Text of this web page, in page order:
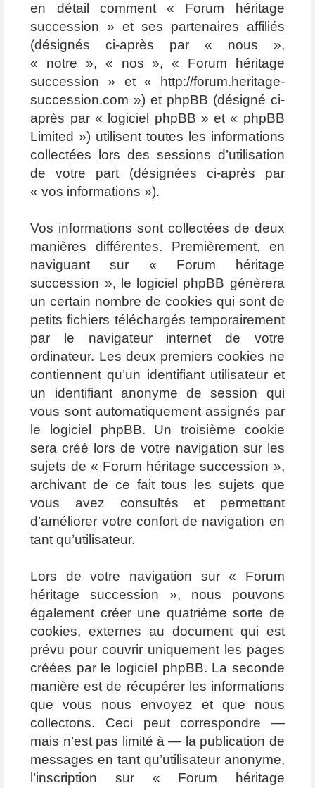
en détail comment « Forum héritage
succession » et ses partenaires affiliés
(désignés ci-après par « nous »,
« notre », « nos », « Forum héritage
succession » et « http://forum.heritage-
succession.com ») et phpBB (désigné ci-
après par « logiciel phpBB » et « phpBB
Limited ») utilisent toutes les informations
collectées lors des sessions d’utilisation
de votre part (désignées ci-après par
« vos informations »).
Vos informations sont collectées de deux
manières différentes. Premièrement, en
naviguant sur « Forum héritage
succession », le logiciel phpBB génèrera
un certain nombre de cookies qui sont de
petits fichiers téléchargés temporairement
par le navigateur internet de votre
ordinateur. Les deux premiers cookies ne
contiennent qu’un identifiant utilisateur et
un identifiant anonyme de session qui
vous sont automatiquement assignés par
le logiciel phpBB. Un troisième cookie
sera créé lors de votre navigation sur les
sujets de « Forum héritage succession »,
archivant de ce fait tous les sujets que
vous avez consultés et permettant
d’améliorer votre confort de navigation en
tant qu’utilisateur.
Lors de votre navigation sur « Forum
héritage succession », nous pouvons
également créer une quatrième sorte de
cookies, externes au document qui est
prévu pour couvrir uniquement les pages
créées par le logiciel phpBB. La seconde
manière est de récupérer les informations
que vous nous envoyez et que nous
collectons. Ceci peut correspondre —
mais n’est pas limité à — la publication de
messages en tant qu’utilisateur anonyme,
l’inscription sur « Forum héritage